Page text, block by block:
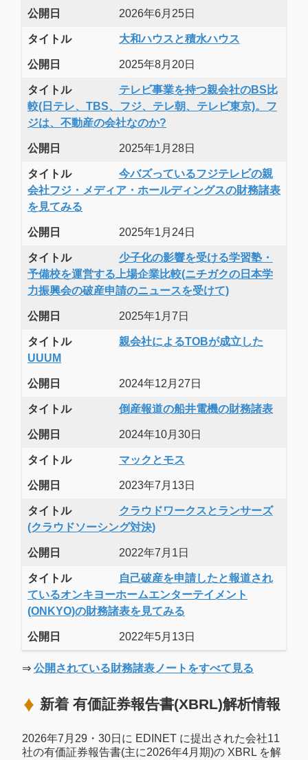
公開日 2026年6月25日
タイトル 大和ハウスと積水ハウス
公開日 2025年8月20日
タイトル
テレビ事業を持つ親会社のBS比
較(日テレ、TBS、フジ、テレ朝、テレビ東京)。フ
ジは、不動産の会社なのか?
公開日 2025年1月28日
タイトル
今バズっているフジテレビの親
会社フジ・メディア・ホールディングスの財務諸表
を見てみる
公開日 2025年1月24日
タイトル
少子化の影響を受ける学習塾・
予備校を運営する上場企業比較(ニチガクの日本学
力振興会の破産申請のニュースを受けて)
公開日 2025年1月7日
タイトル
親会社によるTOBが成立した
UUUM
公開日 2024年12月27日
タイトル 倒産報道の船井電機の財務諸表
公開日 2024年10月30日
タイトル マックとモス
公開日 2023年7月13日
タイトル
クラウドワークスとランサーズ
(クラウドソーシング対決)
公開日 2022年7月1日
タイトル
自己破産を申請したと報道され
ているオンキヨーホームエンターテイメント
(ONKYO)の財務諸表を見てみる
公開日 2022年5月13日
⇒ 公開されている財務諸表ノートをすべて見る
新着 有価証券報告書(XBRL)解析情報
2026年7月29・30日に EDINET に提出された会社11
社の有価証券報告書(主に2026年4月期)の XBRL を解